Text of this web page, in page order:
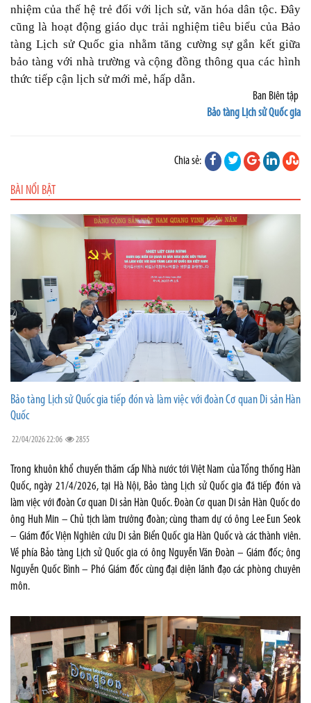
nhiệm của thế hệ trẻ đối với lịch sử, văn hóa dân tộc. Đây
cũng là hoạt động giáo dục trải nghiệm tiêu biểu của Bảo
tàng Lịch sử Quốc gia nhằm tăng cường sự gắn kết giữa
bảo tàng với nhà trường và cộng đồng thông qua các hình
thức tiếp cận lịch sử mới mẻ, hấp dẫn.
Ban Biên tập
Bảo tàng Lịch sử Quốc gia
Chia sẻ:
BÀI NỔI BẬT
Bảo tàng Lịch sử Quốc gia tiếp đón và làm việc với đoàn Cơ quan Di sản Hàn
Quốc
22/04/2026 22:06 2855
Trong khuôn khổ chuyến thăm cấp Nhà nước tới Việt Nam của Tổng thống Hàn
Quốc, ngày 21/4/2026, tại Hà Nội, Bảo tàng Lịch sử Quốc gia đã tiếp đón và
làm việc với đoàn Cơ quan Di sản Hàn Quốc. Đoàn Cơ quan Di sản Hàn Quốc do
ông Huh Min – Chủ tịch làm trưởng đoàn; cùng tham dự có ông Lee Eun Seok
– Giám đốc Viện Nghiên cứu Di sản Biển Quốc gia Hàn Quốc và các thành viên.
Về phía Bảo tàng Lịch sử Quốc gia có ông Nguyễn Văn Đoàn – Giám đốc; ông
Nguyễn Quốc Bình – Phó Giám đốc cùng đại diện lãnh đạo các phòng chuyên
môn.